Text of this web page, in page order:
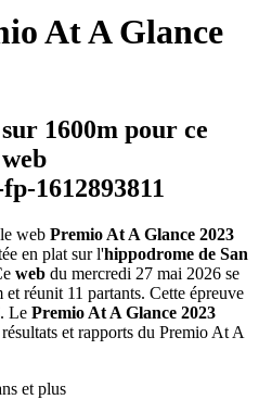
At A Glance
1600m pour ce
web
web Premio At A Glance 2023
en plat sur l'hippodrome de San
web du mercredi 27 mai 2026 se
réunit 11 partants. Cette épreuve
Le Premio At A Glance 2023
et rapports du Premio At A
et plus